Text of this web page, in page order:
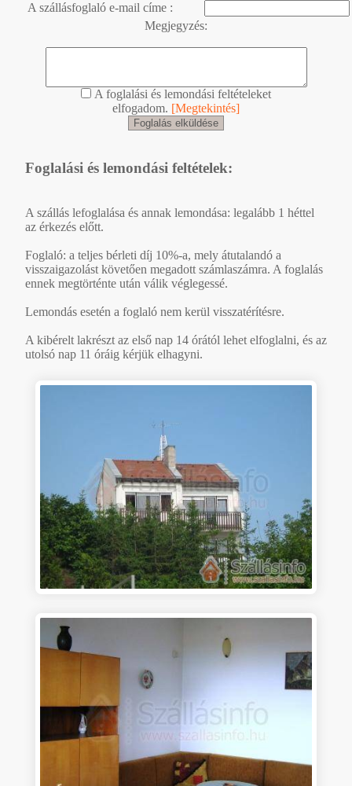
A szállásfoglaló e-mail címe :
Megjegyzés:
A foglalási és lemondási feltételeket
elfogadom. [Megtekintés]
Foglalási és lemondási feltételek:
A szállás lefoglalása és annak lemondása: legalább 1 héttel
az érkezés előtt.
Foglaló: a teljes bérleti díj 10%-a, mely átutalandó a
visszaigazolást követően megadott számlaszámra. A foglalás
ennek megtörténte után válik véglegessé.
Lemondás esetén a foglaló nem kerül visszatérítésre.
A kibérelt lakrészt az első nap 14 órától lehet elfoglalni, és az
utolsó nap 11 óráig kérjük elhagyni.